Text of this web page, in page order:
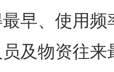
早、使用
及物资往